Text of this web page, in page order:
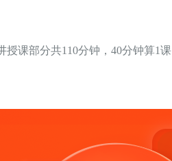
授课部分共110分钟，40分钟算1课